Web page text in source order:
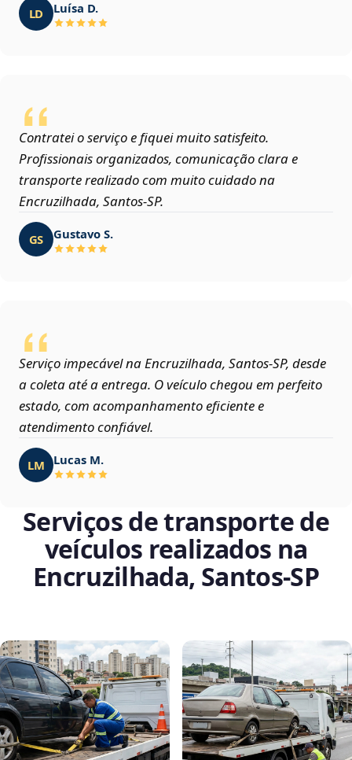
LD Luísa D.
Contratei o serviço e fiquei muito satisfeito.
Profissionais organizados, comunicação clara e
transporte realizado com muito cuidado na
Encruzilhada, Santos‑SP.
GS Gustavo S.
Serviço impecável na Encruzilhada, Santos‑SP, desde
a coleta até a entrega. O veículo chegou em perfeito
estado, com acompanhamento eficiente e
atendimento confiável.
LM Lucas M.
Serviços de transporte de
veículos realizados na
Encruzilhada, Santos‑SP